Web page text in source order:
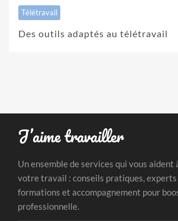
Télétravail
Des outils adaptés au télétravail
J’aime travailler
Un ensemble de services qui vous aident
votre travail : conseils pratiques,
formations et accompagnement pour
professionnelle.